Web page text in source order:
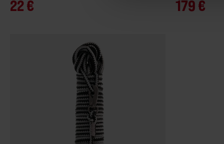
22 € 179 €